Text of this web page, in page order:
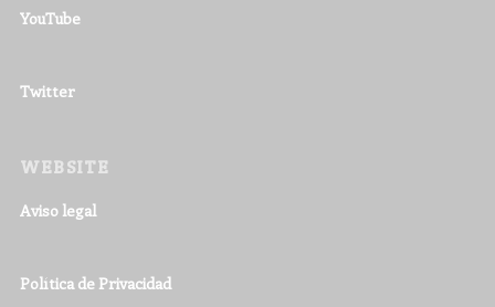
YouTube
Twitter
WEBSITE
Aviso legal
Política de Privacidad